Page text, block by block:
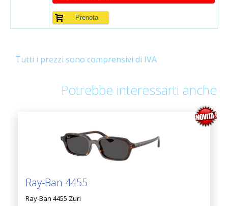
Tutti i prezzi sono comprensivi di IVA
Potrebbe interessarti anche
Ray-Ban 4455
Ray-Ban 4455 Zuri